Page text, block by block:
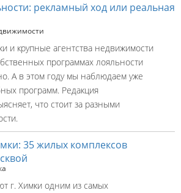
рекламный ход или реальная
и крупные агентства недвижимости
программах лояльности
А в этом году мы наблюдаем уже
программ. Редакция
что стоит за разными
35 жилых комплексов
г. Химки одним из самых